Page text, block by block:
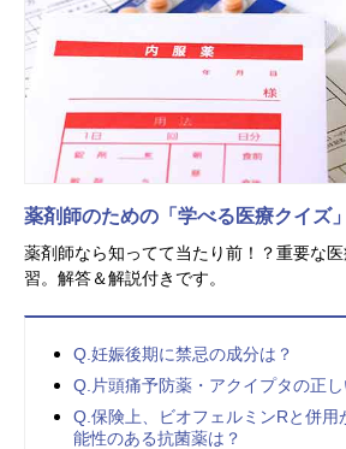
薬剤師のための「学べる医療クイズ」
薬剤師なら知ってて当たり前！？重要な
習。解答＆解説付きです。
Q.妊娠後期に禁忌の成分は？
Q.片頭痛予防薬・アクイプタの正し
Q.保険上、ビオフェルミンRと併用
能性のある抗菌薬は？